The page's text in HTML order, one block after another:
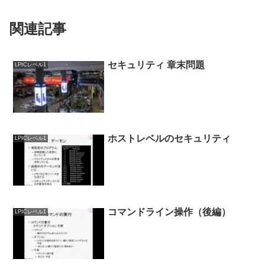
関連記事
LPICレベル1 セキュリティ 章末問題
LPICレベル1 ホストレベルのセキュリティ
LPICレベル1 コマンドライン操作（後編）